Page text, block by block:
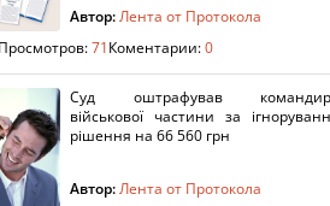
Автор:Лента от Протокола
Просмотров:71Коментарии:0
Суд оштрафував
військової частини за
рішення на 66 560 грн
Автор:Лента от Протокола